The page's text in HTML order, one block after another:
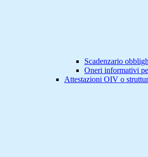
Scadenzario
Oneri informativi
Attestazioni OIV o